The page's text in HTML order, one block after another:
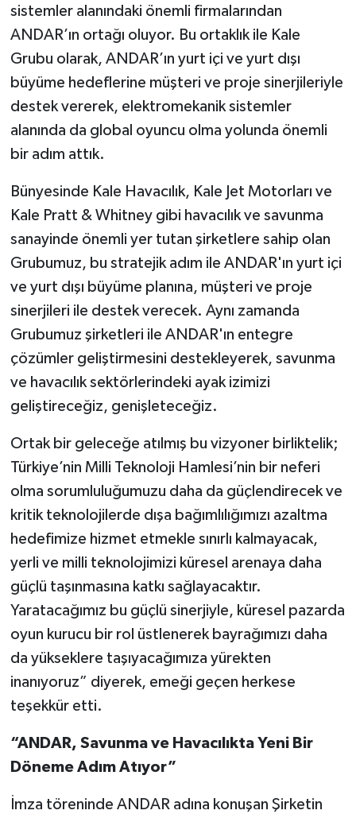
sistemler alanındaki önemli firmalarından
ANDAR’ın ortağı oluyor. Bu ortaklık ile Kale
Grubu olarak, ANDAR’ın yurt içi ve yurt dışı
büyüme hedeflerine müşteri ve proje sinerjileriyle
destek vererek, elektromekanik sistemler
alanında da global oyuncu olma yolunda önemli
bir adım attık.
Bünyesinde Kale Havacılık, Kale Jet Motorları ve
Kale Pratt & Whitney gibi havacılık ve savunma
sanayinde önemli yer tutan şirketlere sahip olan
Grubumuz, bu stratejik adım ile ANDAR'ın yurt içi
ve yurt dışı büyüme planına, müşteri ve proje
sinerjileri ile destek verecek. Aynı zamanda
Grubumuz şirketleri ile ANDAR'ın entegre
çözümler geliştirmesini destekleyerek, savunma
ve havacılık sektörlerindeki ayak izimizi
geliştireceğiz, genişleteceğiz.
Ortak bir geleceğe atılmış bu vizyoner birliktelik;
Türkiye’nin Milli Teknoloji Hamlesi’nin bir neferi
olma sorumluluğumuzu daha da güçlendirecek ve
kritik teknolojilerde dışa bağımlılığımızı azaltma
hedefimize hizmet etmekle sınırlı kalmayacak,
yerli ve milli teknolojimizi küresel arenaya daha
güçlü taşınmasına katkı sağlayacaktır.
Yaratacağımız bu güçlü sinerjiyle, küresel pazarda
oyun kurucu bir rol üstlenerek bayrağımızı daha
da yükseklere taşıyacağımıza yürekten
inanıyoruz” diyerek, emeği geçen herkese
teşekkür etti.
“ANDAR, Savunma ve Havacılıkta Yeni Bir
Döneme Adım Atıyor”
İmza töreninde ANDAR adına konuşan Şirketin